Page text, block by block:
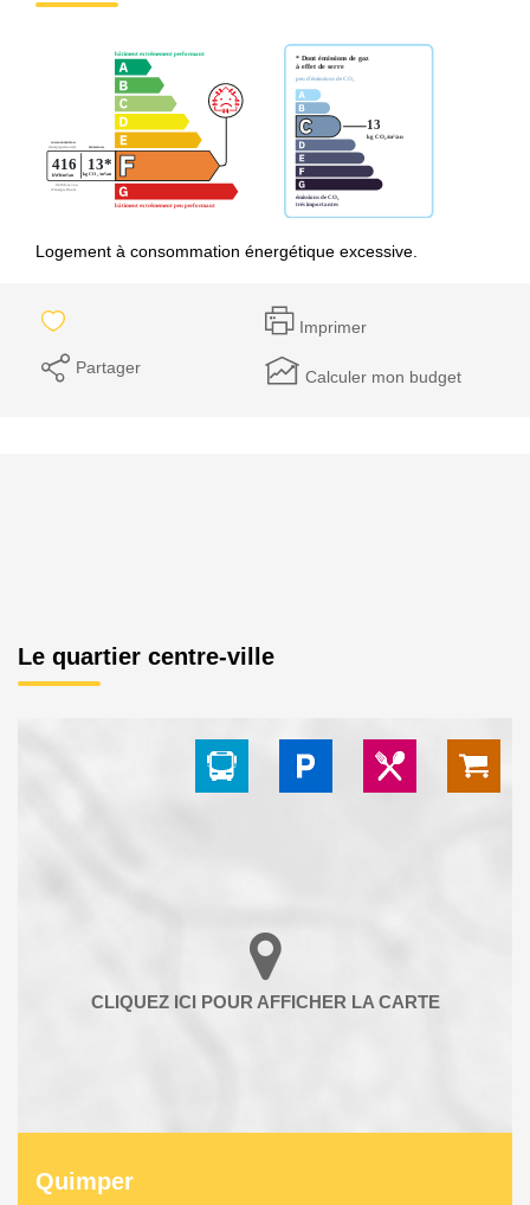
Logement à consommation énergétique excessive.
Imprimer
Partager Calculer mon budget
Le quartier centre-ville
Quimper